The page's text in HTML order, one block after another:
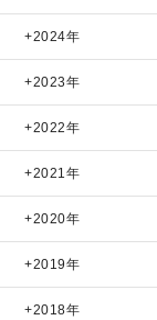
2024年
2023年
2022年
2021年
2020年
2019年
2018年